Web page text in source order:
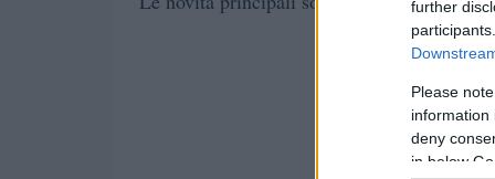
further
Please
information
deny
in below